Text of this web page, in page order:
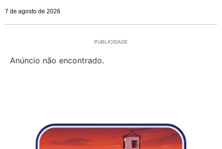
7 de agosto de 2026
PUBLICIDADE
Anúncio não encontrado.